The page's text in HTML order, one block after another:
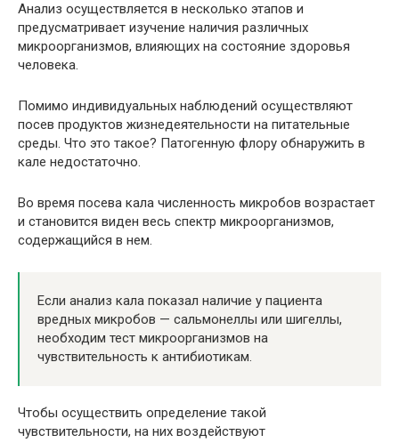
Анализ осуществляется в несколько этапов и
предусматривает изучение наличия различных
микроорганизмов, влияющих на состояние здоровья
человека.
Помимо индивидуальных наблюдений осуществляют
посев продуктов жизнедеятельности на питательные
среды. Что это такое? Патогенную флору обнаружить в
кале недостаточно.
Во время посева кала численность микробов возрастает
и становится виден весь спектр микроорганизмов,
содержащийся в нем.
Если анализ кала показал наличие у пациента
вредных микробов — сальмонеллы или шигеллы,
необходим тест микроорганизмов на
чувствительность к антибиотикам.
Чтобы осуществить определение такой
чувствительности, на них воздействуют